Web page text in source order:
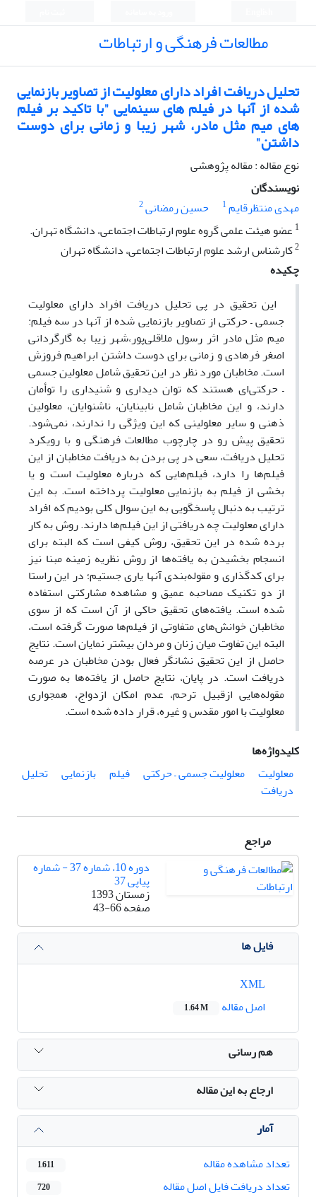
مطالعات فرهنگی و ارتباطات
تحلیل دریافت افراد دارای معلولیت از تصاویر بازنمایی
شده از آنها در فیلم های سینمایی "با تاکید بر فیلم
های میم مثل مادر، شهر زیبا و زمانی برای دوست
داشتن"
نوع مقاله : مقاله پژوهشی
نویسندگان
مهدی منتظرقایم1 حسین رمضانی2
1 عضو هیئت علمی گروه علوم ارتباطات اجتماعی، دانشگاه تهران.
2کارشناس ارشد علوم ارتباطات اجتماعی، دانشگاه تهران
چکیده
این تحقیق در پی تحلیل دریافت افراد دارای معلولیت
جسمی – حرکتی از تصاویر بازنمایی شده از آنها در سه فیلم:
میم مثل مادر اثر رسول ملاقلی‌پور،شهر زیبا به گارگردانی
اصغر فرهادی و زمانی برای دوست داشتن ابراهیم فروزش
است. مخاطبان مورد نظر در این تحقیق شامل معلولین جسمی
– حرکتی‌ای هستند که توان دیداری و شنیداری را توأمان
دارند، و این مخاطبان شامل نابینایان، ناشنوایان، معلولین
ذهنی و سایر معلولینی که این ویژگی را ندارند، نمی‌شود.
تحقیق پیش رو در چارچوب مطالعات فرهنگی و با رویکرد
تحلیل دریافت، سعی در پی بردن به دریافت مخاطبان از این
فیلم‌ها را دارد، فیلم‌هایی که درباره معلولیت است و یا
بخشی از فیلم به بازنمایی معلولیت پرداخته است. به این
ترتیب به دنبال پاسخگویی به این سوال کلی بودیم که افراد
دارای معلولیت چه دریافتی از این فیلم‌ها دارند. روش به کار
برده شده در این تحقیق، روش کیفی است که البته برای
انسجام بخشیدن به یافته‌ها از روش نظریه زمینه مبنا نیز
برای کدگذاری و مقوله‌بندی آنها یاری جستیم؛ در این راستا
از دو تکنیک مصاحبه عمیق و مشاهده مشارکتی استفاده
شده است. یافته‌های تحقیق حاکی از آن است که از سوی
مخاطبان خوانش‌های متفاوتی از فیلم‌ها صورت گرفته است،
البته این تفاوت میان زنان و مردان بیشتر نمایان است. نتایج
حاصل از این تحقیق نشانگر فعال بودن مخاطبان در عرصه
دریافت است. در پایان، نتایج حاصل از یافته‌ها به صورت
مقوله‌هایی ازقبیل ترحم، عدم امکان ازدواج، همجواری
معلولیت با امور مقدس و غیره، قرار داده شده است.
کلیدواژه‌ها
معلولیت
معلولیت جسمی – حرکتی فیلم بازنمایی
تحلیل
دریافت
مراجع
دوره 10، شماره 37 - شماره
پیاپی 37
زمستان 1393
صفحه43-66
فایل ها
اصل مقاله
1.64 M
هم رسانی
ارجاع به این مقاله
آمار
تعداد مشاهده مقاله
1,611
تعداد دریافت فایل اصل مقاله 720